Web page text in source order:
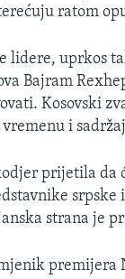
ratom
uprkos
Bajram
Kosovski
i
prijetila da
srpske
strana je
premijera